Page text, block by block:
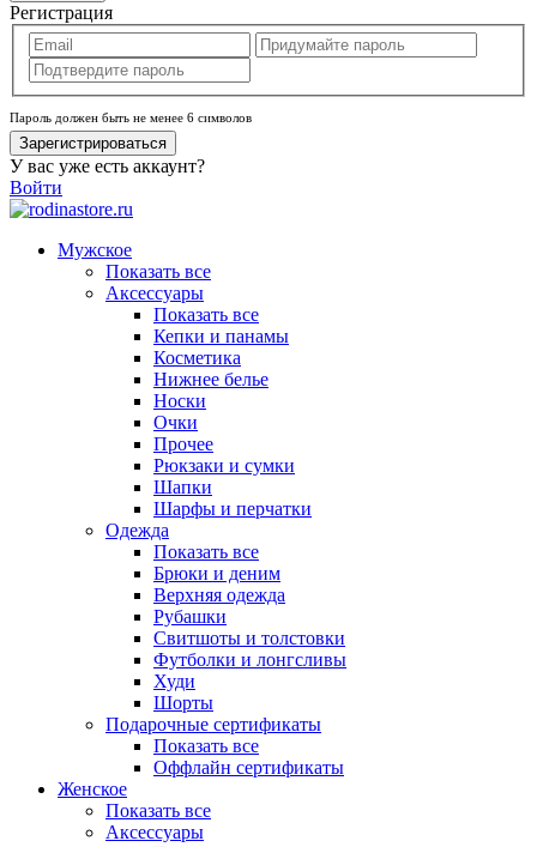
Регистрация
Пароль должен быть не менее 6 символов
Зарегистрироваться
У вас уже есть аккаунт?
Войти
Мужское
Показать все
Аксессуары
Показать все
Кепки и панамы
Косметика
Нижнее белье
Носки
Очки
Прочее
Рюкзаки и сумки
Шапки
Шарфы и перчатки
Одежда
Показать все
Брюки и деним
Верхняя одежда
Рубашки
Свитшоты и толстовки
Футболки и лонгсливы
Худи
Шорты
Подарочные сертификаты
Показать все
Оффлайн сертификаты
Женское
Показать все
Аксессуары